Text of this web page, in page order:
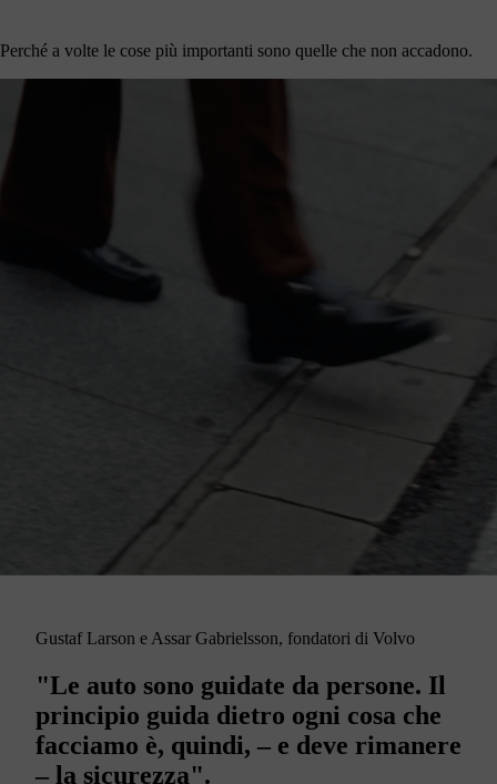
Perché a volte le cose più importanti sono quelle che non accadono.
Gustaf Larson e Assar Gabrielsson, fondatori di Volvo
"Le auto sono guidate da persone. Il
principio guida dietro ogni cosa che
facciamo è, quindi, – e deve rimanere
– la sicurezza".